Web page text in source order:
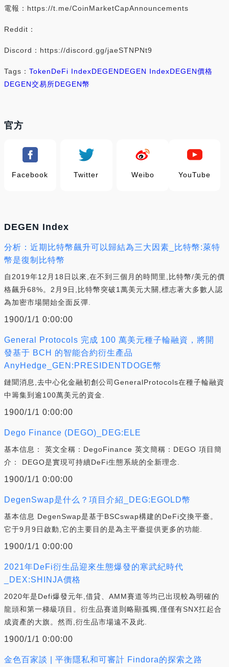
電報：https://t.me/CoinMarketCapAnnouncements
Reddit：
Discord：https://discord.gg/jaeSTNPNt9
Tags： TokenDeFi IndexDEGENDEGEN IndexDEGEN價格
DEGEN交易所DEGEN幣
官方
Facebook Twitter Weibo YouTube
DEGEN Index
分析：近期比特幣飆升可以歸結為三大因素_比特幣:萊特
幣是復制比特幣
自2019年12月18日以來,在不到三個月的時間里,比特幣/美元的價
格飆升68%。2月9日,比特幣突破1萬美元大關,標志著大多數人認
為加密市場開始全面反彈.
1900/1/1 0:00:00
General Protocols 完成 100 萬美元種子輪融資，將開
發基于 BCH 的智能合約衍生產品
AnyHedge_GEN:PRESIDENTDOGE幣
鏈聞消息,去中心化金融初創公司GeneralProtocols在種子輪融資
中籌集到逾100萬美元的資金.
1900/1/1 0:00:00
Dego Finance (DEGO)_DEG:ELE
基本信息： 英文全稱：DegoFinance 英文簡稱：DEGO 項目簡
介： DEGO是實現可持續DeFi生態系統的全新理念.
1900/1/1 0:00:00
DegenSwap是什么？項目介紹_DEG:EGOLD幣
基本信息 DegenSwap是基于BSCswap構建的DeFi交換平臺。
它于9月9日啟動,它的主要目的是為主平臺提供更多的功能.
1900/1/1 0:00:00
2021年DeFi衍生品迎來生態爆發的寒武紀時代
_DEX:SHINJA價格
2020年是Defi爆發元年,借貸、AMM賽道等均已出現較為明確的
龍頭和第一梯級項目。衍生品賽道則略顯孤獨,僅僅有SNX扛起合
成資產的大旗。然而,衍生品市場遠不及此.
1900/1/1 0:00:00
金色百家談 | 平衡隱私和可審計 Findora的探索之路